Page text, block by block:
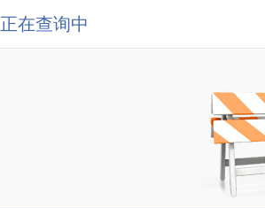
正在查询中